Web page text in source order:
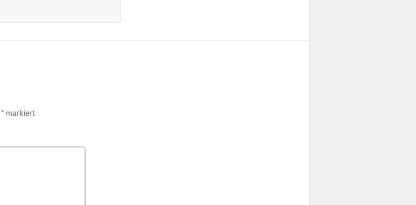
* markiert